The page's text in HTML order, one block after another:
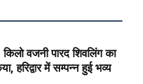
वजनी पारद शिवलिंग का
हरिद्वार में सम्पन्न हुई भव्य